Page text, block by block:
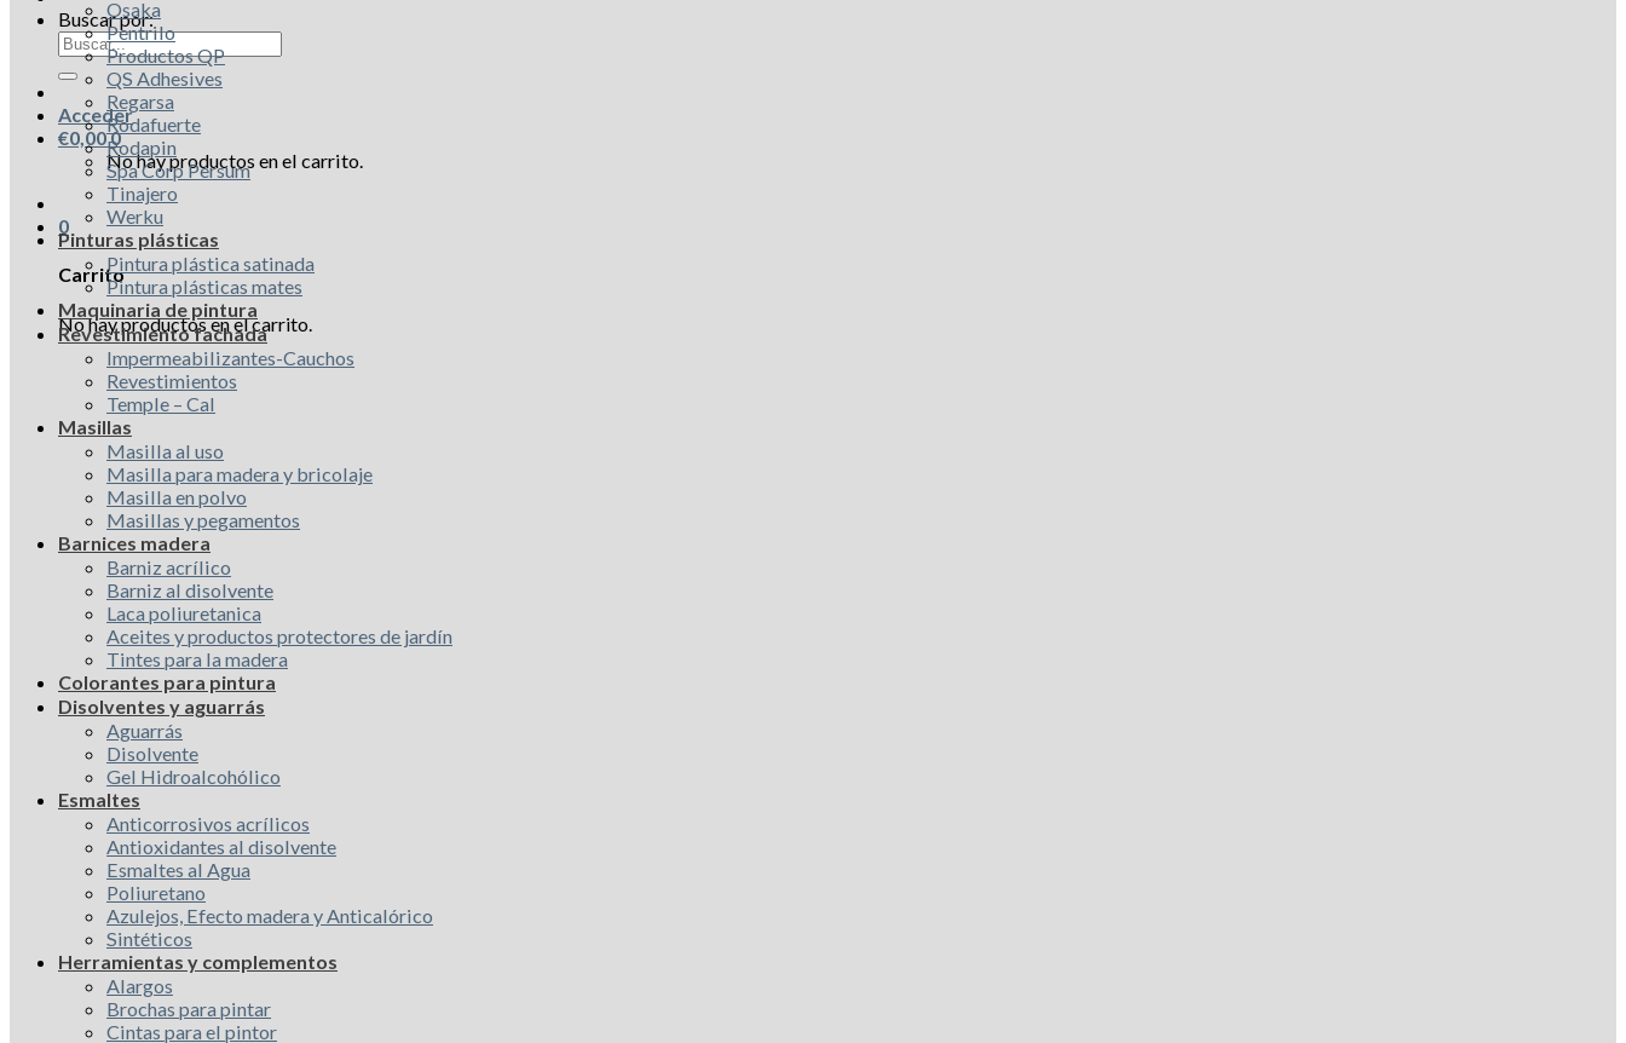
Buscar por:
Acceder
€0,000
No hay productos en el carrito.
0
Carrito
No hay productos en el carrito.
Osaka
Pentrilo
Productos QP
QS Adhesives
Regarsa
Rodafuerte
Rodapin
Spa Corp Persum
Tinajero
Werku
Pinturas plásticas
Pintura plástica satinada
Pintura plásticas mates
Maquinaria de pintura
Revestimiento fachada
Impermeabilizantes-Cauchos
Revestimientos
Temple – Cal
Masillas
Masilla al uso
Masilla para madera y bricolaje
Masilla en polvo
Masillas y pegamentos
Barnices madera
Barniz acrílico
Barniz al disolvente
Laca poliuretanica
Aceites y productos protectores de jardín
Tintes para la madera
Colorantes para pintura
Disolventes y aguarrás
Aguarrás
Disolvente
Gel Hidroalcohólico
Esmaltes
Anticorrosivos acrílicos
Antioxidantes al disolvente
Esmaltes al Agua
Poliuretano
Azulejos, Efecto madera y Anticalórico
Sintéticos
Herramientas y complementos
Alargos
Brochas para pintar
Cintas para el pintor